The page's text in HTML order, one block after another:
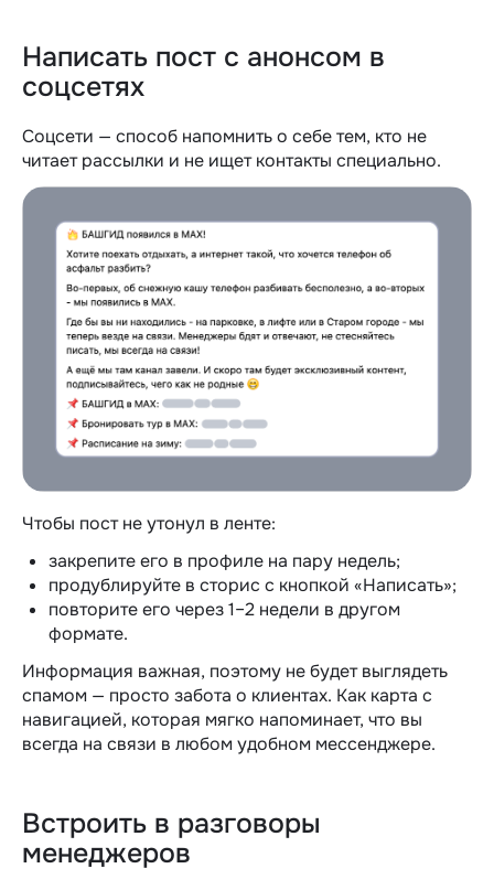
Написать пост с анонсом в
соцсетях
Соцсети — способ напомнить о себе тем, кто не
читает рассылки и не ищет контакты специально.
Чтобы пост не утонул в ленте:
закрепите его в профиле на пару недель;
продублируйте в сторис с кнопкой «Написать»;
повторите его через 1–2 недели в другом
формате.
Информация важная, поэтому не будет выглядеть
спамом — просто забота о клиентах. Как карта с
навигацией, которая мягко напоминает, что вы
всегда на связи в любом удобном мессенджере.
Встроить в разговоры
менеджеров